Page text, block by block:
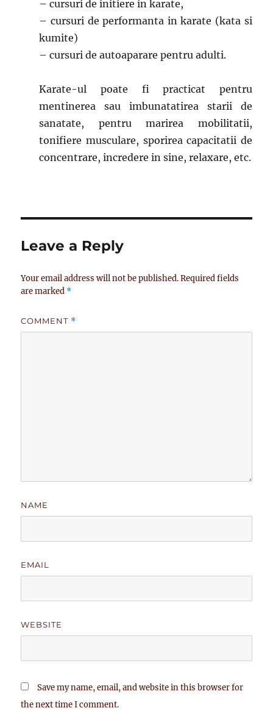
– cursuri de initiere in karate,
– cursuri de performanta in karate (kata si
kumite)
– cursuri de autoaparare pentru adulti.
Karate-ul poate fi practicat pentru
mentinerea sau imbunatatirea starii de
sanatate, pentru marirea mobilitatii,
tonifiere musculare, sporirea capacitatii de
concentrare, incredere in sine, relaxare, etc.
Leave a Reply
Your email address will not be published. Required fields
are marked *
COMMENT *
NAME
EMAIL
WEBSITE
Save my name, email, and website in this browser for
the next time I comment.